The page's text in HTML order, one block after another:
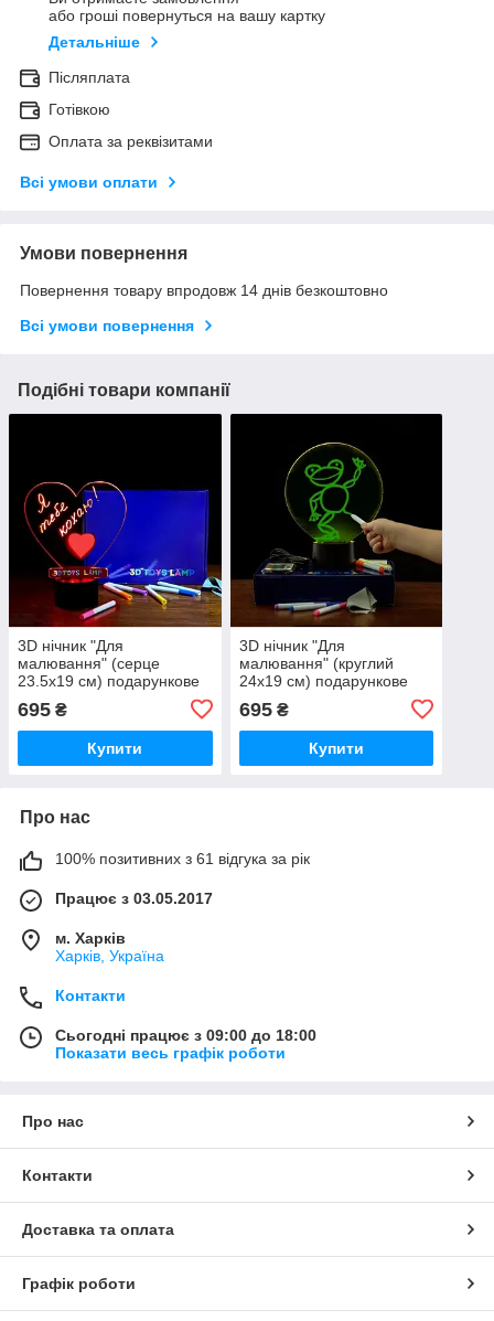
або гроші повернуться на вашу картку
Детальніше
Післяплата
Готівкою
Оплата за реквізитами
Всі умови оплати
Умови повернення
Повернення товару впродовж 14 днів безкоштовно
Всі умови повернення
Подібні товари компанії
3D нічник "Для
малювання" (серце
23.5х19 см) подарункове
різнобарвних фломастерів
+ серветка
695 ₴
Купити
3D нічник "Для
малювання" (круглий
24х19 см) подарункове
різнобарвних фломастерів
+ серветка
695₴
Купити
Про нас
100% позитивних з 61 відгука за рік
Працює з 03.05.2017
м. Харків
Харків, Україна
Контакти
Сьогодні працює з 09:00 до 18:00
Показати весь графік роботи
Про нас
Контакти
Доставка та оплата
Графік роботи